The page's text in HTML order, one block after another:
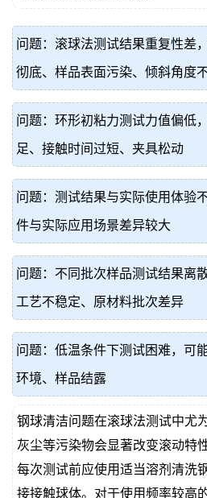
问题：滚球法测试结果重复性差
彻底、样品表面污染、倾斜角度
问题：环形初粘力测试力值偏低
足、接触时间过短、夹具松动
问题：测试结果与实际使用体验
件与实际应用场景差异较大
问题：不同批次样品测试结果离
工艺不稳定、原材料批次差异
问题：低温条件下测试困难，可
环境、样品结露
钢球清洁问题在滚球法测试中尤
灰尘等污染物会显著改变滚动特
每次测试前应使用适当溶剂清洗
接接触球体。对于使用频率较高